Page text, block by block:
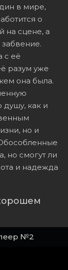
в мире,
о
на сцене, а
с её
разум уже
она была.
как и
но и
но смогут ли
и надежда
№2